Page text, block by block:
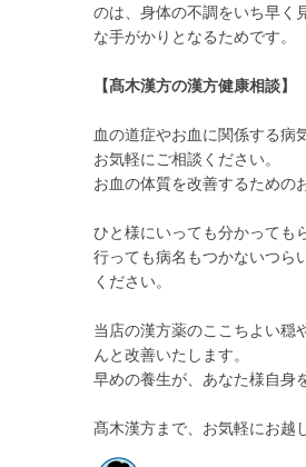
のは、身体の不調をいち早く
な手がかりとなるためです。
【髙木漢方の漢方健康相談】
血の道症やお血に関係する病
お気軽にご相談ください。
お血の体質を改善するための
ひと様にいっても分かっても
行っても病名もつかないつら
ください。
当店の漢方薬のここちよい穏
んと改善いたします。
早めの養生が、あなた様自身
髙木漢方まで、お気軽にお越